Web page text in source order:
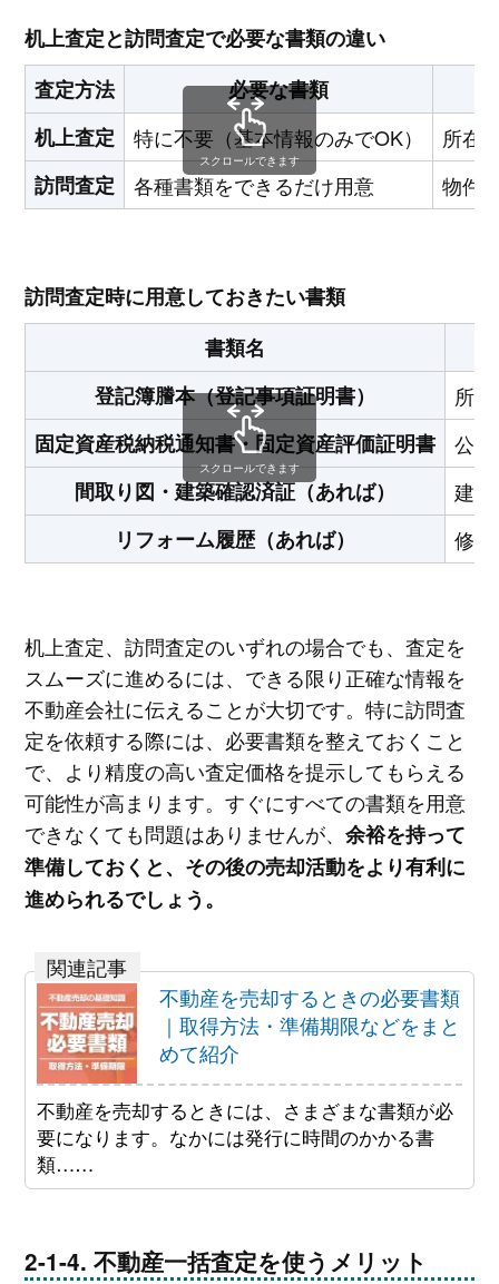
机上査定と訪問査定で必要な書類の違い
査定方法
必要な書類
机上査定
特に不要（基本情報のみでOK）
所在
訪問査定
各種書類をできるだけ用意 物件
スクロールできます
訪問査定時に用意しておきたい書類
書類名
登記簿謄本（登記事項証明書）
所
固定資産税納税通知書・固定資産評価証明書
公
間取り図・建築確認済証（あれば）
建
リフォーム履歴（あれば）
修
スクロールできます
机上査定、訪問査定のいずれの場合でも、査定を
スムーズに進めるには、できる限り正確な情報を
不動産会社に伝えることが大切です。特に訪問査
定を依頼する際には、必要書類を整えておくこと
で、より精度の高い査定価格を提示してもらえる
可能性が高まります。すぐにすべての書類を用意
できなくても問題はありませんが、 余裕を持って
準備しておくと、その後の売却活動をより有利に
進められるでしょう。
不動産を売却するときの必要書類
｜取得方法・準備期限などをまと
めて紹介
不動産を売却するときには、さまざまな書類が必
要になります。なかには発行に時間のかかる書
類……
不動産一括査定を使うメリット